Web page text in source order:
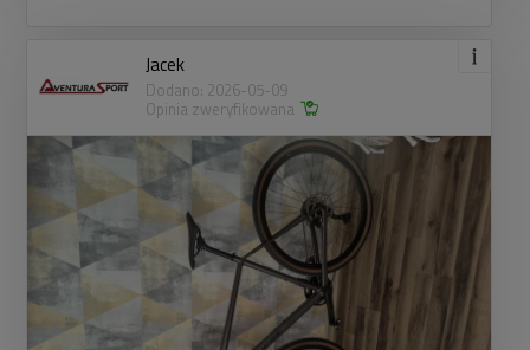
Jacek
Dodano: 2026-05-09
Opinia zweryfikowana